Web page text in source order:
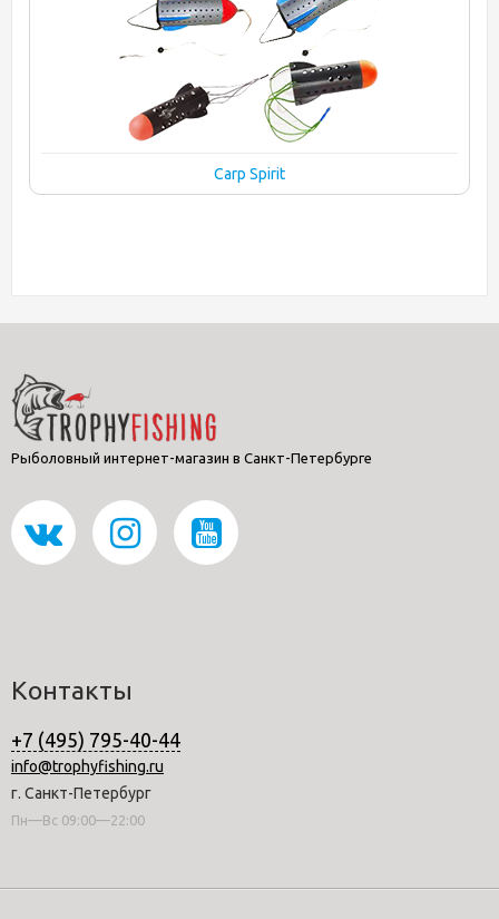
Carp Spirit
Рыболовный интернет-магазин в Санкт-Петербурге
Контакты
+7 (495) 795-40-44
info@trophyfishing.ru
г. Санкт-Петербург
Пн—Вс 09:00—22:00